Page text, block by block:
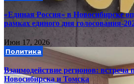
«Единая Россия» в Новосибирске
рамках единого дня голосования-
Июн 17, 2026
Политика
Взаимодействие регионов: встреча
Новосибирска и Томска